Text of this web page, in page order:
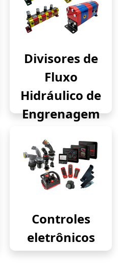
Divisores de
Fluxo
Hidráulico de
Engrenagem
Controles
eletrônicos